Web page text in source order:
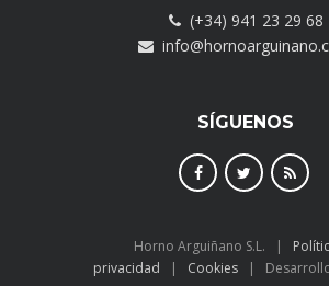
(+34) 941 23 29 68
SÍGUENOS
Horno Arguiñano S.L. |
privacidad | Cookies|